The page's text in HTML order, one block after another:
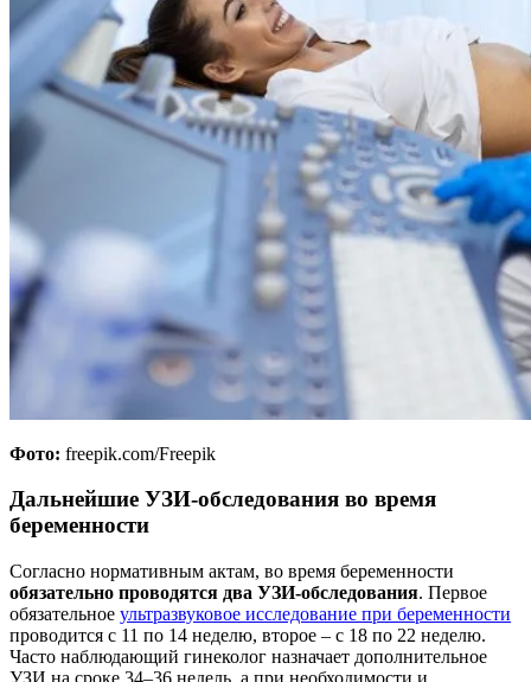
Фото: freepik.com/Freepik
Дальнейшие УЗИ-обследования во время
беременности
Согласно нормативным актам, во время беременности
обязательно проводятся два УЗИ-обследования. Первое
обязательное ультразвуковое исследование при беременности
проводится с 11 по 14 неделю, второе – с 18 по 22 неделю.
Часто наблюдающий гинеколог назначает дополнительное
УЗИ на сроке 34–36 недель, а при необходимости и